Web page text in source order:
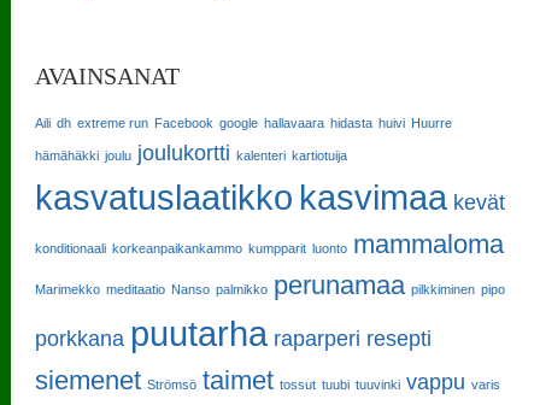
AVAINSANAT
Aili dh extreme run Facebook google hallavaara hidasta huivi Huurre
hämähäkki joulu joulukortti kalenteri kartiotuija
kasvatuslaatikko kasvimaa kevät
konditionaali korkeanpaikankammo kumpparit luonto mammaloma
Marimekko meditaatio Nanso palmikko perunamaa pilkkiminen pipo
porkkana puutarha raparperi resepti
siemenet Strömsö taimet tossut tuubi tuuvinki vappu varis